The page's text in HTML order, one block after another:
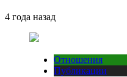
4 года назад
Отношения
Публикации